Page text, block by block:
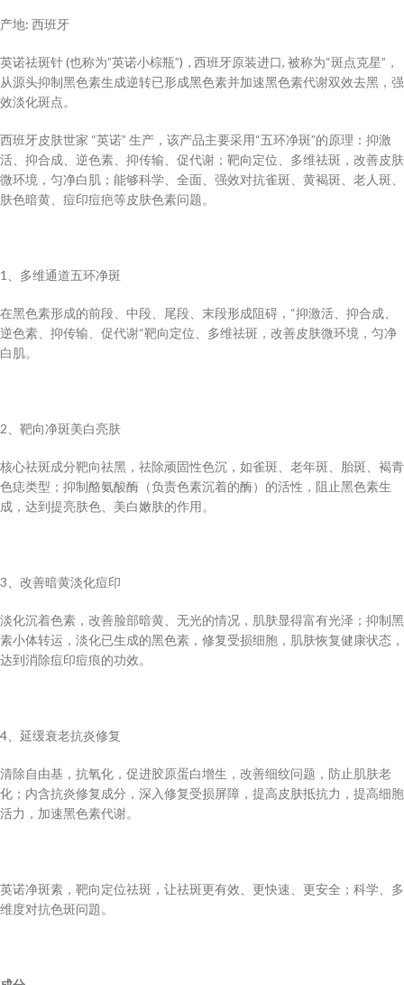
产地: 西班牙
英诺祛斑针 (也称为”英诺小棕瓶”) , 西班牙原装进口, 被称为“斑点克星”，
从源头抑制黑色素生成逆转已形成黑色素并加速黑色素代谢双效去黑，强
效淡化斑点。
西班牙皮肤世家 “英诺” 生产，该产品主要采用“五环净斑”的原理：抑激
活、抑合成、逆色素、抑传输、促代谢；靶向定位、多维祛斑，改善皮肤
微环境，匀净白肌；能够科学、全面、强效对抗雀斑、黄褐斑、老人斑、
肤色暗黄、痘印痘疤等皮肤色素问题。
1、多维通道五环净斑
在黑色素形成的前段、中段、尾段、末段形成阻碍，“抑激活、抑合成、
逆色素、抑传输、促代谢“靶向定位、多维祛斑，改善皮肤微环境，匀净
白肌。
2、靶向净斑美白亮肤
核心祛斑成分靶向祛黑，祛除顽固性色沉，如雀斑、老年斑、胎斑、褐青
色痣类型；抑制酪氨酸酶（负责色素沉着的酶）的活性，阻止黑色素生
成，达到提亮肤色、美白嫩肤的作用。
3、改善暗黄淡化痘印
淡化沉着色素，改善脸部暗黄、无光的情况，肌肤显得富有光泽；抑制黑
素小体转运，淡化已生成的黑色素，修复受损细胞，肌肤恢复健康状态，
达到消除痘印痘痕的功效。
4、延缓衰老抗炎修复
清除自由基，抗氧化，促进胶原蛋白增生，改善细纹问题，防止肌肤老
化；内含抗炎修复成分，深入修复受损屏障，提高皮肤抵抗力，提高细胞
活力，加速黑色素代谢。
英诺净斑素，靶向定位祛斑，让祛斑更有效、更快速、更安全；科学、多
维度对抗色斑问題。